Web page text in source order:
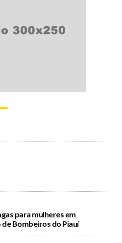
para mulheres em
Bombeiros do Piauí